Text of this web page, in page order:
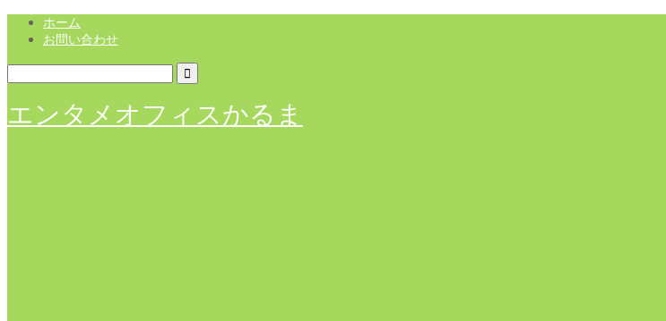
ホーム
お問い合わせ
エンタメオフィスかるま